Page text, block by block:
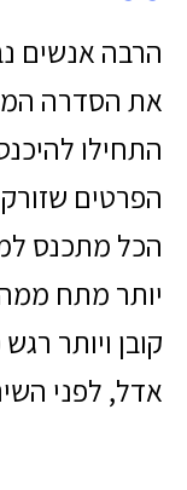
הרבה אנשים
את הסדרה
התחילו
הפרטים
הכל מתכנס
יותר מתח
קובן ויותר
אדל, לפני